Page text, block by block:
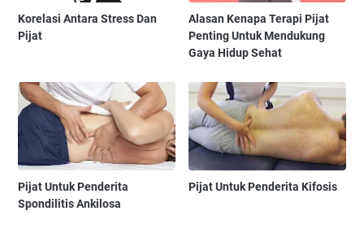
Korelasi Antara Stress Dan
Pijat
Alasan Kenapa Terapi Pijat
Penting Untuk Mendukung
Gaya Hidup Sehat
Pijat Untuk Penderita
Spondilitis Ankilosa
Pijat Untuk Penderita Kifosis